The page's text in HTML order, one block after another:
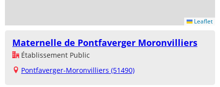
Leaflet
Maternelle de Pontfaverger Moronvilliers
Établissement Public
Pontfaverger-Moronvilliers (51490)